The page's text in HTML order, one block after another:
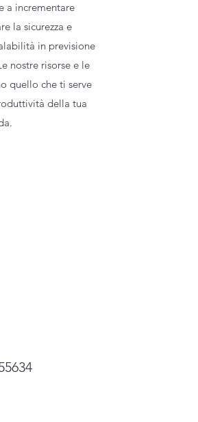
a incrementare
la sicurezza e
in previsione
nostre risorse e le
quello che ti serve
della tua